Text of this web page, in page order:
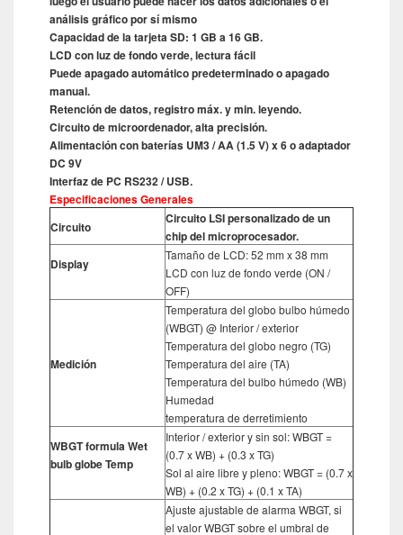
análisis gráfico por sí mismo
Capacidad de la tarjeta SD: 1 GB a 16 GB.
LCD con luz de fondo verde, lectura fácil
Puede apagado automático predeterminado o apagado
manual.
Retención de datos, registro máx. y min. leyendo.
Circuito de microordenador, alta precisión.
Alimentación con baterías UM3 / AA (1.5 V) x 6 o adaptador
DC 9V
Interfaz de PC RS232 / USB.
Especificaciones Generales
Circuito
Circuito LSI personalizado de un
chip del microprocesador.
Display
Tamaño de LCD: 52 mm x 38 mm
LCD con luz de fondo verde (ON /
OFF)
Medición
Temperatura del globo bulbo húmedo
(WBGT) @ Interior / exterior
Temperatura del globo negro (TG)
Temperatura del aire (TA)
Temperatura del bulbo húmedo (WB)
Humedad
temperatura de derretimiento
WBGT formula Wet
bulb globe Temp
Interior / exterior y sin sol: WBGT =
(0.7 x WB) + (0.3 x TG)
Sol al aire libre y pleno: WBGT = (0.7 x
WB) + (0.2 x TG) + (0.1 x TA)
Ajuste ajustable de alarma WBGT, si
el valor WBGT sobre el umbral de